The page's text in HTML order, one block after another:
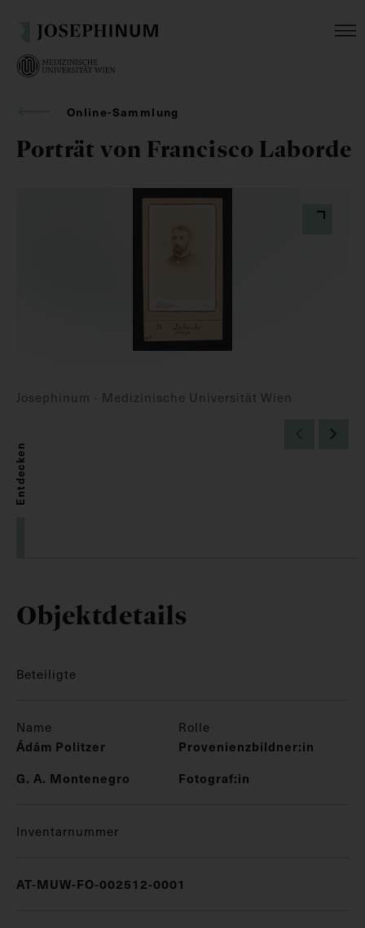
Online-Sammlung
Porträt von Francisco Laborde
Josephinum - Medizinische Universität Wien
Entdecken
Objektdetails
Beteiligte
Name Rolle
Ádám Politzer
Provenienzbildner:in
G. A. Montenegro
Fotograf:in
Inventarnummer
AT-MUW-FO-002512-0001